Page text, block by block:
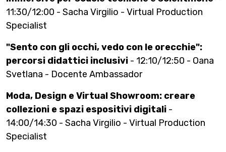
11:30/12:00 - Sacha Virgilio - Virtual Production
Specialist
"Sento con gli occhi, vedo con le orecchie":
percorsi didattici inclusivi - 12:10/12:50 - Oana
Svetlana - Docente Ambassador
Moda, Design e Virtual Showroom: creare
collezioni e spazi espositivi digitali -
14:00/14:30 - Sacha Virgilio - Virtual Production
Specialist